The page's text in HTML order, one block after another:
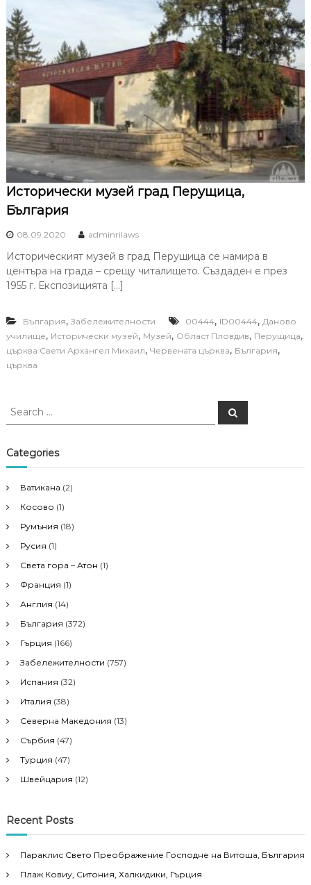
Исторически музей град Перущица,
България
08.09.2020 adminrilaws
Историческият музей в град Перущица се намира в
центъра на града – срещу читалището. Създаден е през
1955 г. Експозицията […]
България, Забележителности 00444, ID00444, Даново
училище, Исторически музей, Музей, Област Пловдив, Перущица,
църква Свети Архангел Михаил, Червената църква, България,
църква
S
r
c
f
o
r
S
e
Categories
Ватикана (2)
Косово (1)
Румъния (18)
Русия (1)
Света гора – Атон (1)
Франция (1)
Англия (14)
България (372)
Гърция (166)
Забележителности (757)
Испания (32)
Италия (38)
Северна Македония (13)
Сърбия (47)
Турция (47)
Швейцария (12)
Recent Posts
Параклис Свето Преображение Господне на Витоша, България
Плаж Ковиу, Ситония, Халкидики, Гърция